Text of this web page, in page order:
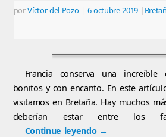
porVíctor del Pozo | 6 octubre 2019 |
Francia conserva una increíble
bonitos y con encanto. En este
visitamos en Bretaña. Hay muchos
deberían estar entre los
Continue leyendo →